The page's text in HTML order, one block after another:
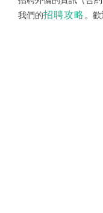
我們的招聘攻略。歡